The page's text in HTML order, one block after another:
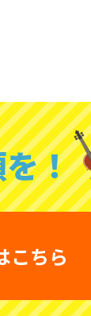
！
こちら